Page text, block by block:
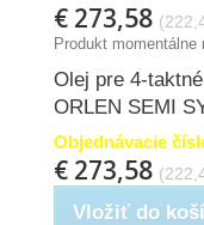
€ 273,58
Produkt momentálne
Olej pre 4-
ORLEN SEMI
Objednávacie
€ 273,58
Vložiť do